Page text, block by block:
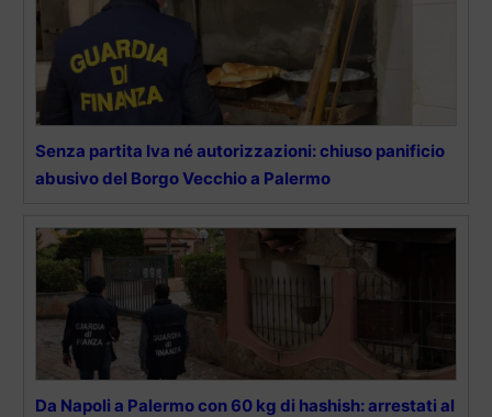
Senza partita Iva né autorizzazioni: chiuso panificio
abusivo del Borgo Vecchio a Palermo
Da Napoli a Palermo con 60 kg di hashish: arrestati al